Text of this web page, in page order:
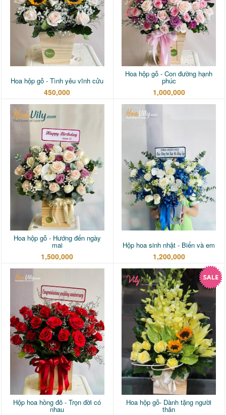
Hoa hộp gỗ - Tình yêu vĩnh cửu
450,000
Hoa hộp gỗ - Con đường hạnh
phúc
1,000,000
Hoa hộp gỗ - Hướng đến ngày
mai
1,500,000
Hộp hoa sinh nhật - Biển và em
1,200,000
Hộp hoa hồng đỏ - Trọn đời có
nhau
Hoa hộp gỗ- Dành tặng người
thân